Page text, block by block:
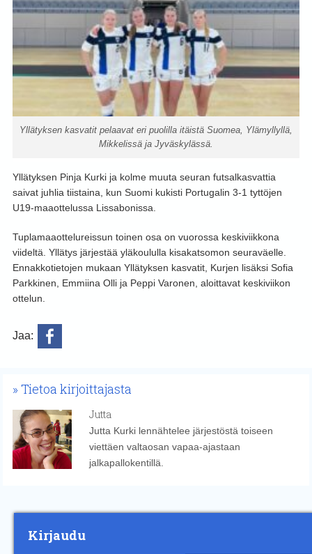
Yllätyksen kasvatit pelaavat eri puolilla itäistä Suomea, Ylämyllyllä,
Mikkelissä ja Jyväskylässä.
Yllätyksen Pinja Kurki ja kolme muuta seuran futsalkasvattia
saivat juhlia tiistaina, kun Suomi kukisti Portugalin 3-1 tyttöjen
U19-maaottelussa Lissabonissa.
Tuplamaaottelureissun toinen osa on vuorossa keskiviikkona
viideltä. Yllätys järjestää yläkoululla kisakatsomon seuraväelle.
Ennakkotietojen mukaan Yllätyksen kasvatit, Kurjen lisäksi Sofia
Parkkinen, Emmiina Olli ja Peppi Varonen, aloittavat keskiviikon
ottelun.
Jaa:
Tietoa kirjoittajasta
Jutta
Jutta Kurki lennähtelee järjestöstä toiseen
viettäen valtaosan vapaa-ajastaan
jalkapallokentillä.
Kirjaudu